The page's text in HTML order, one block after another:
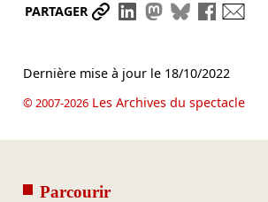
PARTAGER Partager le lien
Partager sur
Partager sur
Partager
Dernière mise à jour le 18/10/2022
© 2007-2026Les Archives du spectacle
Parcourir